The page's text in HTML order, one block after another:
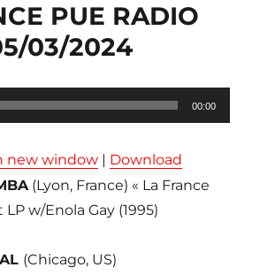
PUE RADIO
03/2024
00:00
new window | Download
(Lyon, France) « La France
w/Enola Gay (1995)
(Chicago, US)